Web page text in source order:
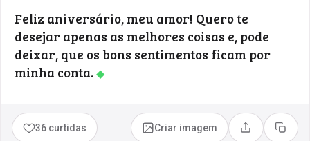
Feliz aniversário, meu amor! Quero te
desejar apenas as melhores coisas e, pode
deixar, que os bons sentimentos ficam por
minha conta.◆
36 curtidas Criar imagem Compartilhar
Copiar